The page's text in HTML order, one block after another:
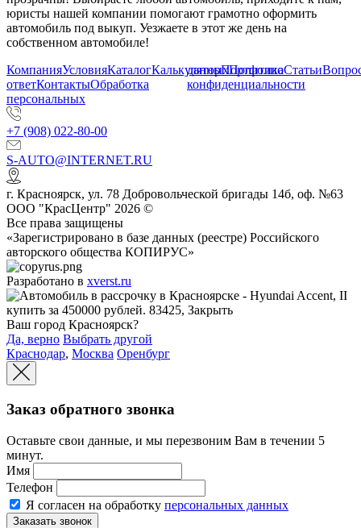
юристы нашей компании помогают грамотно оформить
автомобиль под выкуп. Уезжаете в этот же день на
собственном автомобиле!
КомпанияУсловияКаталогКалькуляторПортфолиоСтатьи
ответКонтактыОбработка
персональных
данныхПолитика
конфиденциальности
+7 (908) 022-80-00
S-AUTO@INTERNET.RU
г. Красноярск, ул. 78 Добровольческой бригады 14б, оф. №63
ООО "КрасЦентр" 2026 ©
Все права защищены
«Зарегистрировано в базе данных (реестре) Российского
авторского общества КОПИРУС»
Разработано в xverst.ru
Ваш город Красноярск?
Да, верно Выбрать другой
Краснодар, Москва Оренбург
Заказ обратного звонка
Оставьте свои данные, и мы перезвоним Вам в течении 5
минут.
Имя
Телефон
Я согласен на обработку персональных данных